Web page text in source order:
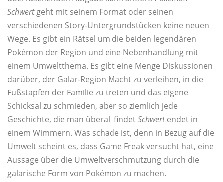
Schwertgeht mit seinem Format oder seinen
verschiedenen Story-Untergrundstücken keine neuen
Wege. Es gibt ein Rätsel um die beiden legendären
Pokémon der Region und eine Nebenhandlung mit
einem Umweltthema. Es gibt eine Menge Diskussionen
darüber, der Galar-Region Macht zu verleihen, in die
Fußstapfen der Familie zu treten und das eigene
Schicksal zu schmieden, aber so ziemlich jede
Geschichte, die man überall findetSchwertendet in
einem Wimmern. Was schade ist, denn in Bezug auf die
Umwelt scheint es, dass Game Freak versucht hat, eine
Aussage über die Umweltverschmutzung durch die
galarische Form von Pokémon zu machen.